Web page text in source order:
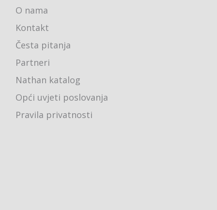
O nama
Kontakt
Česta pitanja
Partneri
Nathan katalog
Opći uvjeti poslovanja
Pravila privatnosti